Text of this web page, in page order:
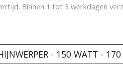
Binnen 1 tot 3 werkdagen